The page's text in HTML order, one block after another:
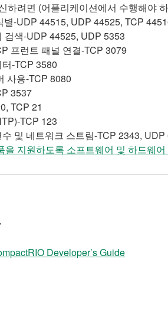
하려면 (어플리케이션에서 수행해야
별-UDP 44515, UDP 44525, TCP
검색-UDP 44525, UDP 5353
프런트 패널 연결-TCP 3079
-TCP 3580
사용-TCP 8080
3537
TCP 21
TCP 123
및 네트워크 스트림-TCP 2343,
을 지원하도록 소프트웨어 및 하드웨
Developer’s Guide